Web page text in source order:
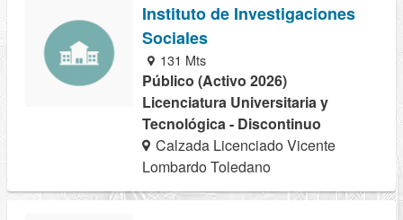
Instituto de Investigaciones
Sociales
131 Mts
Público (Activo 2026)
Licenciatura Universitaria y
Tecnológica - Discontinuo
Calzada Licenciado Vicente
Lombardo Toledano